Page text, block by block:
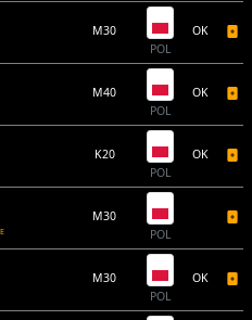
M30
POL
OK
M40
POL
OK
K20
POL
OK
M30
POL
M30
POL
OK